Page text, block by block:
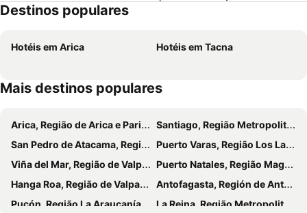
Destinos populares
Hotéis em Arica Hotéis em Tacna
Mais destinos populares
Arica, Região de Arica e Parinacota Hotéis
Santiago, Região Metropolitana de Santiago Hotéis
San Pedro de Atacama, Región de Antofagasta Hotéis
Puerto Varas, Região Los Lagos Hotéis
Viña del Mar, Região de Valparaíso Hotéis
Puerto Natales, Região Magallanes e Antártica Chilena Hotéis
Hanga Roa, Região de Valparaíso Hotéis
Antofagasta, Región de Antofagasta Hotéis
Pucón, Região La Araucanía Hotéis
La Reina, Região Metropolitana de Santiago Hotéis